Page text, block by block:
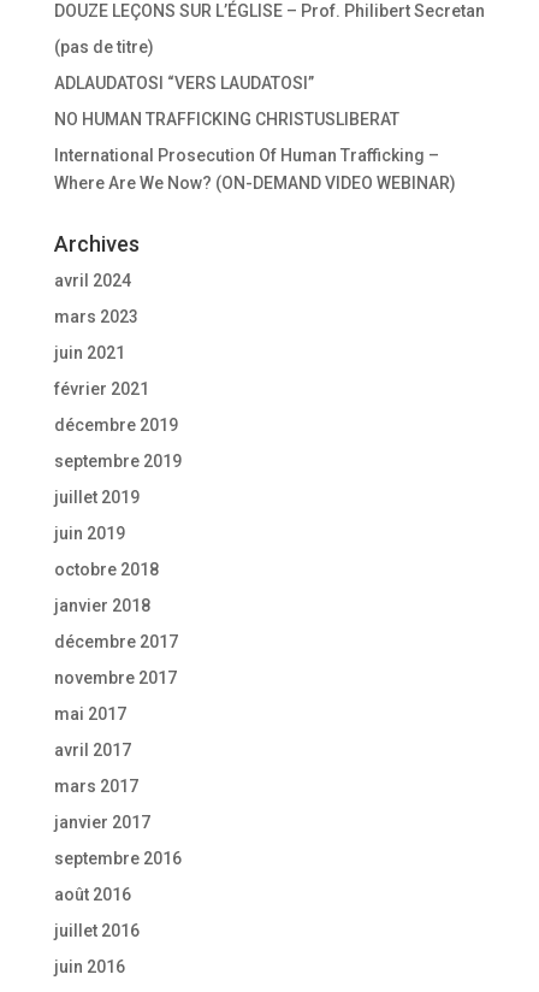
DOUZE LEÇONS SUR L’ÉGLISE – Prof. Philibert Secretan
(pas de titre)
ADLAUDATOSI “VERS LAUDATOSI”
NO HUMAN TRAFFICKING CHRISTUSLIBERAT
International Prosecution Of Human Trafficking –
Where Are We Now? (ON-DEMAND VIDEO WEBINAR)
Archives
avril 2024
mars 2023
juin 2021
février 2021
décembre 2019
septembre 2019
juillet 2019
juin 2019
octobre 2018
janvier 2018
décembre 2017
novembre 2017
mai 2017
avril 2017
mars 2017
janvier 2017
septembre 2016
août 2016
juillet 2016
juin 2016